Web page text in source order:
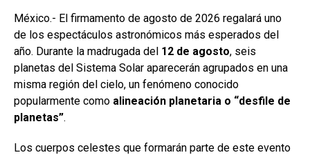
México.- El firmamento de agosto de 2026 regalará uno
de los espectáculos astronómicos más esperados del
año. Durante la madrugada del 12 de agosto, seis
planetas del Sistema Solar aparecerán agrupados en una
misma región del cielo, un fenómeno conocido
popularmente como alineación planetaria o “desfile de
planetas”.
Los cuerpos celestes que formarán parte de este evento